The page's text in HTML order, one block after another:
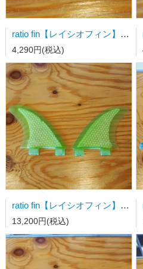
ratio fin【レイシオフィン】FCS用 ナブスターフィン 蛍光グリーンメッシュ
4,290円(税込)
ratio fin【レイシオフィン】FMS(フラップモータースピードフィン) FCS用 クワッドサイドorロング用スタビ 蛍光グリーンメッシュ
13,200円(税込)